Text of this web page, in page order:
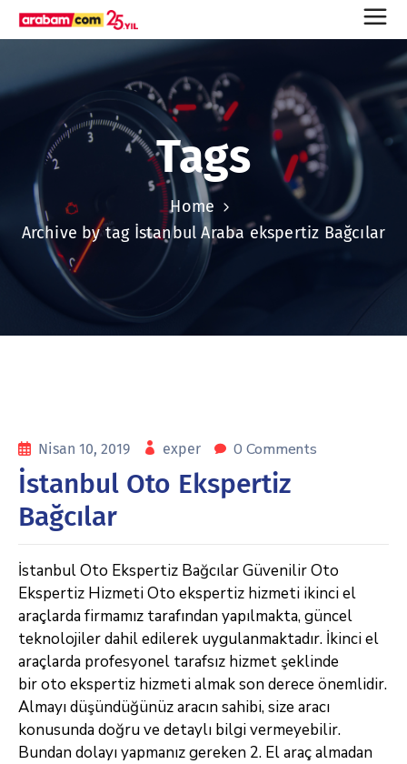
Tags
Home
Archive by tag İstanbul Araba ekspertiz Bağcılar
Nisan 10, 2019 exper 0 Comments
İstanbul Oto Ekspertiz
Bağcılar
İstanbul Oto Ekspertiz Bağcılar Güvenilir Oto
Ekspertiz Hizmeti Oto ekspertiz hizmeti ikinci el
araçlarda firmamız tarafından yapılmakta, güncel
teknolojiler dahil edilerek uygulanmaktadır. İkinci el
araçlarda profesyonel tarafsız hizmet şeklinde
bir oto ekspertiz hizmeti almak son derece önemlidir.
Almayı düşündüğünüz aracın sahibi, size aracı
konusunda doğru ve detaylı bilgi vermeyebilir.
Bundan dolayı yapmanız gereken 2. El araç almadan